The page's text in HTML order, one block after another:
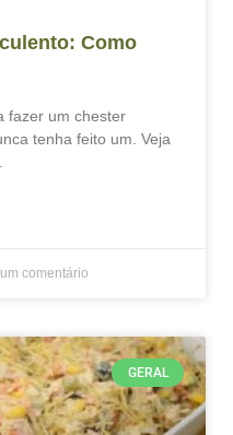
Como
fazer um chester
tenha feito um. Veja
comentário
GERAL